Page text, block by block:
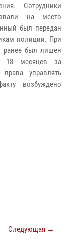
Сотрудники
на место
был передан
полиции. При
ранее был лишен
18 месяцев за
управлять
возбуждено
Следующая →